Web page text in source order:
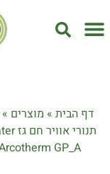
דף הבית » מוצרים »
תנורי אוויר חם גז Biemmedue - Gas Heater
GP_A